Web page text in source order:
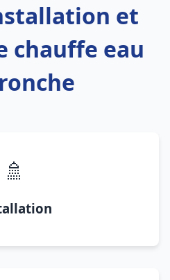
et
chauffe eau
🚿